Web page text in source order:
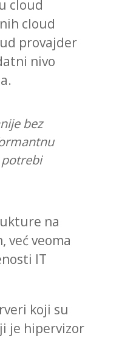
cloud
cloud
provajder
nivo
bez
na
veoma
IT
koji su
je hipervizor